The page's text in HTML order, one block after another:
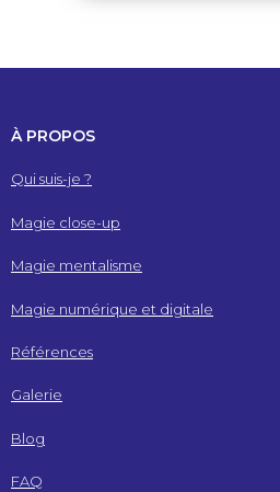
À PROPOS
Qui suis-je ?
Magie close-up
Magie mentalisme
Magie numérique et digitale
Références
Galerie
Blog
FAQ